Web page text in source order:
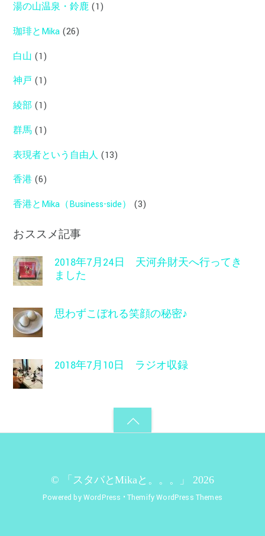
湯の山温泉・鈴鹿 (1)
珈琲とMika (26)
白山 (1)
神戸 (1)
綾部 (1)
群馬 (1)
表現者という自由人 (13)
香港 (6)
香港とMika（Business-side）
(3)
おススメ記事
2018年7月24日 天河弁財天へ行ってき
ました
思わずこぼれる笑顔の秘密♪
2018年7月10日 ラジオ収録
© 「スタバとMikaと。。。」 2026
Powered byWordPress • Themify WordPress Themes